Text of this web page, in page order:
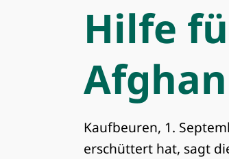
Hilfe
Kaufbeuren, 1.
erschüttert hat, sagt